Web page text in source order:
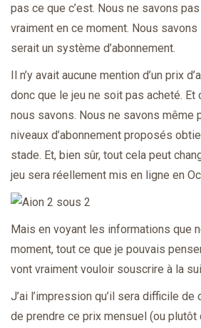
pas ce que c’est. Nous ne savons
vraiment en ce moment. Nous
serait un système d’abonnement.
Il n’y avait aucune mention d’un prix
donc que le jeu ne soit pas acheté. Et
nous savons. Nous ne savons même
niveaux d’abonnement proposés
stade. Et, bien sûr, tout cela peut
jeu sera réellement mis en ligne en
Mais en voyant les informations que
moment, tout ce que je pouvais
vont vraiment vouloir souscrire à la
J’ai l’impression qu’il sera difficile
de prendre ce prix mensuel (ou plutôt